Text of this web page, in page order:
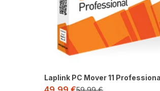
Laplink PC Mover 11